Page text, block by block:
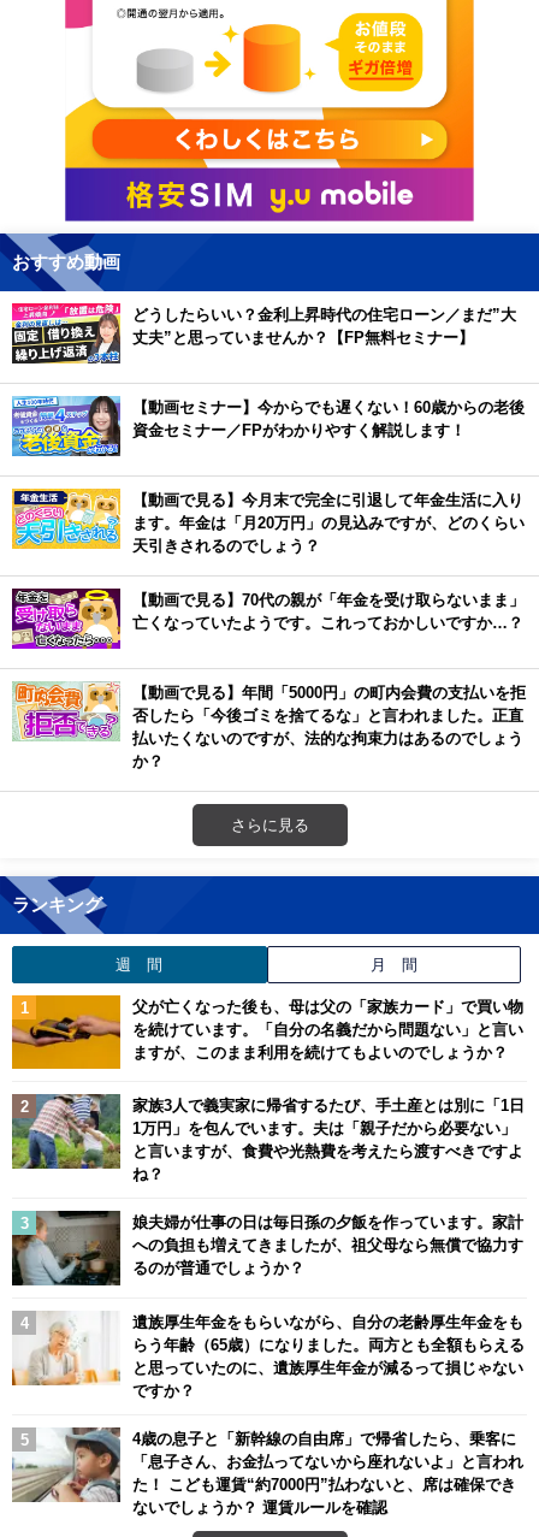
おすすめ動画
どうしたらいい？金利上昇時代の住宅ローン／まだ”大
丈夫”と思っていませんか？【FP無料セミナー】
【動画セミナー】今からでも遅くない！60歳からの老後
資金セミナー／FPがわかりやすく解説します！
【動画で見る】今月末で完全に引退して年金生活に入り
ます。年金は「月20万円」の見込みですが、どのくらい
天引きされるのでしょう？
【動画で見る】70代の親が「年金を受け取らないまま」
亡くなっていたようです。これっておかしいですか…？
【動画で見る】年間「5000円」の町内会費の支払いを拒
否したら「今後ゴミを捨てるな」と言われました。正直
払いたくないのですが、法的な拘束力はあるのでしょう
か？
さらに見る
ランキング
週 間 月 間
父が亡くなった後も、母は父の「家族カード」で買い物
を続けています。「自分の名義だから問題ない」と言い
ますが、このまま利用を続けてもよいのでしょうか？
家族3人で義実家に帰省するたび、手土産とは別に「1日
1万円」を包んでいます。夫は「親子だから必要ない」
と言いますが、食費や光熱費を考えたら渡すべきですよ
ね？
娘夫婦が仕事の日は毎日孫の夕飯を作っています。家計
への負担も増えてきましたが、祖父母なら無償で協力す
るのが普通でしょうか？
遺族厚生年金をもらいながら、自分の老齢厚生年金をも
らう年齢（65歳）になりました。両方とも全額もらえる
と思っていたのに、遺族厚生年金が減るって損じゃない
ですか？
4歳の息子と「新幹線の自由席」で帰省したら、乗客に
「息子さん、お金払ってないから座れないよ」と言われ
た！ こども運賃“約7000円”払わないと、席は確保でき
ないでしょうか？ 運賃ルールを確認